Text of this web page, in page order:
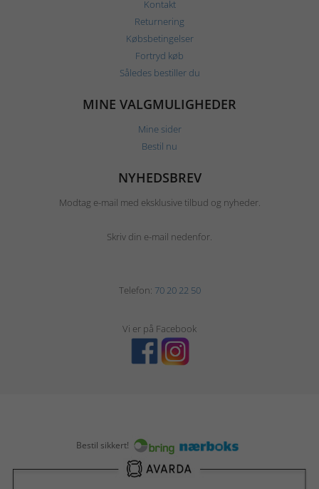
Kontakt
Returnering
Købsbetingelser
Fortryd køb
Således bestiller du
MINE VALGMULIGHEDER
Mine sider
Bestil nu
NYHEDSBREV
Modtag e-mail med eksklusive tilbud og nyheder.
Skriv din e-mail nedenfor.
Telefon: 70 20 22 50
Vi er på Facebook
Bestil sikkert!